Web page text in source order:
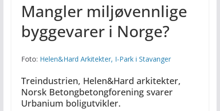
Mangler miljøvennlige
byggevarer i Norge?
Foto: Helen&Hard Arkitekter, I-Park i Stavanger
Treindustrien, Helen&Hard arkitekter,
Norsk Betongbetongforening svarer
Urbanium boligutvikler.